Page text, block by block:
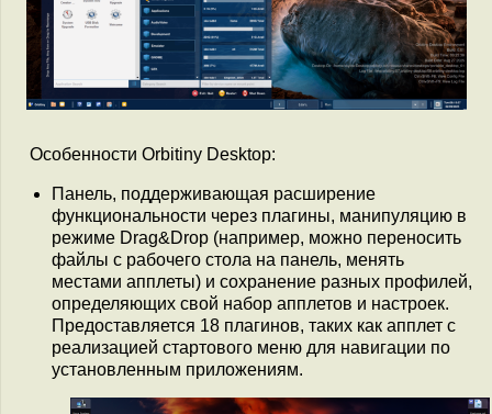
Особенности Orbitiny Desktop:
Панель, поддерживающая расширение
функциональности через плагины, манипуляцию в
режиме Drag&Drop (например, можно переносить
файлы с рабочего стола на панель, менять
местами апплеты) и сохранение разных профилей,
определяющих свой набор апплетов и настроек.
Предоставляется 18 плагинов, таких как апплет с
реализацией стартового меню для навигации по
установленным приложениям.